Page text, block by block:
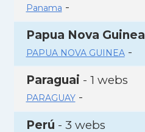
Panama -
Papua Nova Guinea
PAPUA NOVA GUINEA-
Paraguai - 1 webs
PARAGUAY-
Perú - 3 webs